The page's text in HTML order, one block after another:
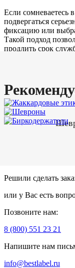
Если сомневаетесь
подвергаться
фиксацию или
Такой подход
продлить срок
Решили сделать
или у Вас есть
Позвоните нам:
8 (800) 551 23 21
Напишите нам
info@bestlabel.ru